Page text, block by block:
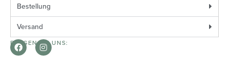
Bestellung
Versand
FOLGEN SIE UNS: